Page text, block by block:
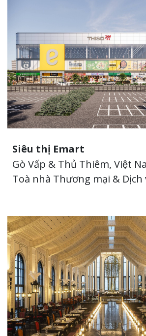
Siêu thị Emart
Gò Vấp & Thủ Thiêm, Việt
Toà nhà Thương mại & Dịch